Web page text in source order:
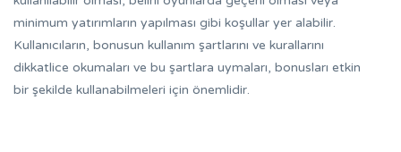
minimum yatırımların yapılması gibi koşullar yer alabilir.
Kullanıcıların, bonusun kullanım şartlarını ve kurallarını
dikkatlice okumaları ve bu şartlara uymaları, bonusları etkin
bir şekilde kullanabilmeleri için önemlidir.